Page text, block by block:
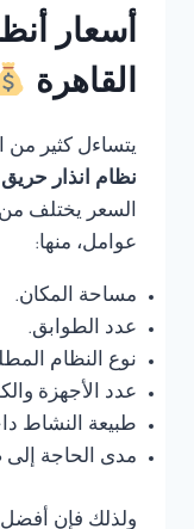
أسعار
القاهرة
يتساءل كثير من
نظام انذار حريق Thorn في القاهرة
السعر يختلف
عوامل، منها:
مساحة المكان.
عدد الطوابق.
نوع النظام
عدد الأجهزة
طبيعة النشاط
مدى الحاجة إلى
ولذلك فإن